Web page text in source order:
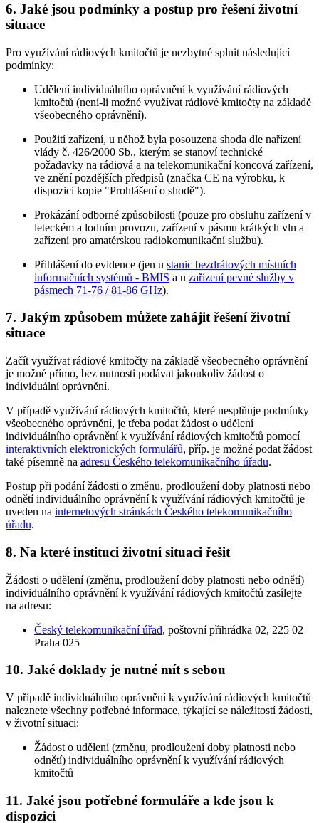
6. Jaké jsou podmínky a postup pro řešení životní
situace
Pro využívání rádiových kmitočtů je nezbytné splnit následující
podmínky:
Udělení individuálního oprávnění k využívání rádiových
kmitočtů (není-li možné využívat rádiové kmitočty na základě
všeobecného oprávnění).
Použití zařízení, u něhož byla posouzena shoda dle nařízení
vlády č. 426/2000 Sb., kterým se stanoví technické
požadavky na rádiová a na telekomunikační koncová zařízení,
ve znění pozdějších předpisů (značka CE na výrobku, k
dispozici kopie "Prohlášení o shodě").
Prokázání odborné způsobilosti (pouze pro obsluhu zařízení v
leteckém a lodním provozu, zařízení v pásmu krátkých vln a
zařízení pro amatérskou radiokomunikační službu).
Přihlášení do evidence (jen u stanic bezdrátových místních
informačních systémů - BMIS a u zařízení pevné služby v
pásmech 71-76 / 81-86 GHz).
7. Jakým způsobem můžete zahájit řešení životní
situace
Začít využívat rádiové kmitočty na základě všeobecného oprávnění
je možné přímo, bez nutnosti podávat jakoukoliv žádost o
individuální oprávnění.
V případě využívání rádiových kmitočtů, které nesplňuje podmínky
všeobecného oprávnění, je třeba podat žádost o udělení
individuálního oprávnění k využívání rádiových kmitočtů pomocí
interaktivních elektronických formulářů, příp. je možné podat žádost
také písemně na adresu Českého telekomunikačního úřadu.
Postup při podání žádosti o změnu, prodloužení doby platnosti nebo
odnětí individuálního oprávnění k využívání rádiových kmitočtů je
uveden na internetových stránkách Českého telekomunikačního
úřadu.
8. Na které instituci životní situaci řešit
Žádosti o udělení (změnu, prodloužení doby platnosti nebo odnětí)
individuálního oprávnění k využívání rádiových kmitočtů zasílejte
na adresu:
Český telekomunikační úřad, poštovní přihrádka 02, 225 02
Praha 025
10. Jaké doklady je nutné mít s sebou
V případě individuálního oprávnění k využívání rádiových kmitočtů
naleznete všechny potřebné informace, týkající se náležitostí žádosti,
v životní situaci:
Žádost o udělení (změnu, prodloužení doby platnosti nebo
odnětí) individuálního oprávnění k využívání rádiových
kmitočtů
11. Jaké jsou potřebné formuláře a kde jsou k
dispozici